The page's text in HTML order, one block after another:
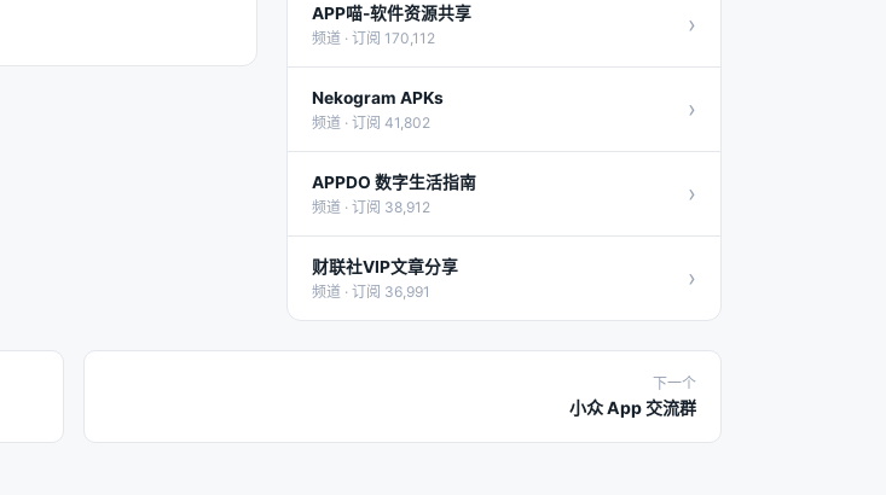
APP喵-软件资源共享
频道 · 订阅 170,112 ›
Nekogram APKs
频道 · 订阅 41,802 ›
APPDO 数字生活指南
频道 · 订阅 38,912 ›
财联社VIP文章分享
频道 · 订阅 36,991 ›
下一个
小众 App 交流群